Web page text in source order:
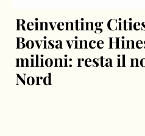
Reinventing
Bovisa vince
milioni: resta il
Nord